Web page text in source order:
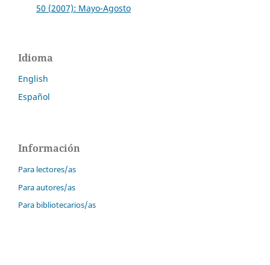
50 (2007): Mayo-Agosto
Idioma
English
Español
Información
Para lectores/as
Para autores/as
Para bibliotecarios/as